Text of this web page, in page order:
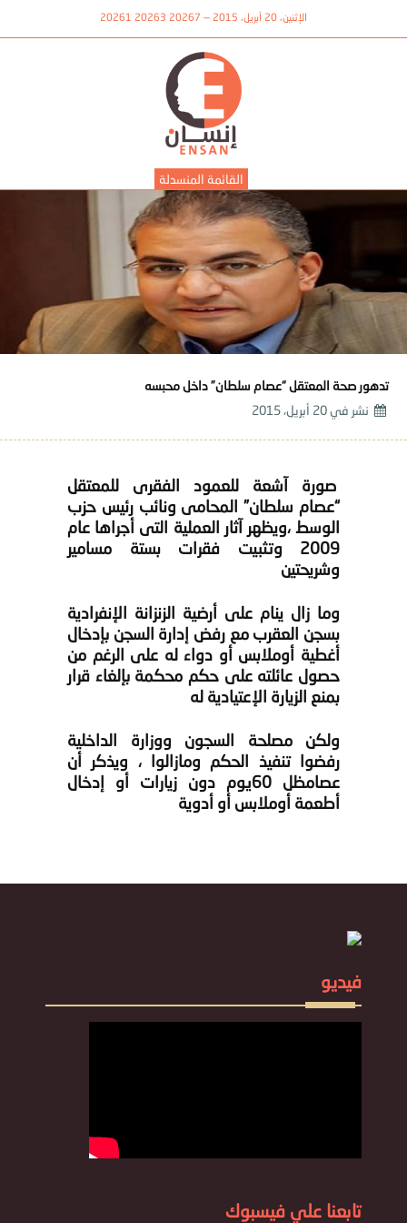
الإثنين، 20 أبريل، 2015 — 20267 20263 20261
القائمة المنسدلة
تدهور صحة المعتقل “عصام سلطان” داخل محبسه
نشر في 20 أبريل، 2015
صورة آشعة للعمود الفقرى للمعتقل
“عصام سلطان” المحامى ونائب رئيس حزب
الوسط ،ويظهر آثار العملية التى أجراها عام
2009 وتثبيت فقرات بستة مسامير
وشريحتين
وما زال ينام على أرضية الزنزانة الإنفرادية
بسجن العقرب مع رفض إدارة السجن بإدخال
أغطية أوملابس أو دواء له على الرغم من
حصول عائلته على حكم محكمة بإلغاء قرار
بمنع الزيارة الإعتيادية له
ولكن مصلحة السجون ووزارة الداخلية
رفضوا تنفيذ الحكم ومازالوا ، ويذكر أن
عصام
ظل 60يوم دون زيارات أو إدخال
أطعمة أوملابس أو أدوية
فيديو
تابعنا علي فيسبوك